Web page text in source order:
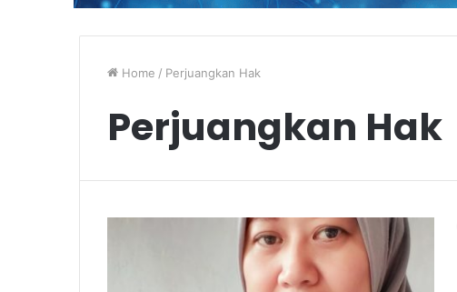
Home / Perjuangkan Hak
Perjuangkan Hak